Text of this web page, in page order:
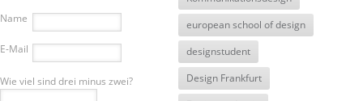
Name
E-Mail
Wie viel sind drei minus zwei?
european school of design
designstudent
Design Frankfurt